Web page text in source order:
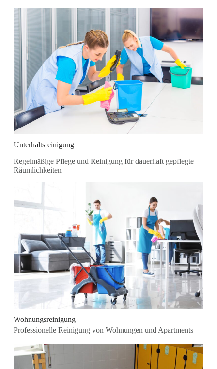
Unterhaltsreinigung
Regelmäßige Pflege und Reinigung für dauerhaft gepflegte
Räumlichkeiten
Wohnungsreinigung
Professionelle Reinigung von Wohnungen und Apartments